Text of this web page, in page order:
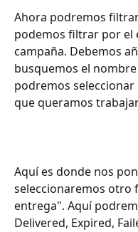
Ahora podremos
podemos filtrar por el
campaña. Debemos
busquemos el
podremos seleccionar
que queramos
Aquí es donde nos
seleccionaremos otro
entrega". Aquí
Delivered, Expired,